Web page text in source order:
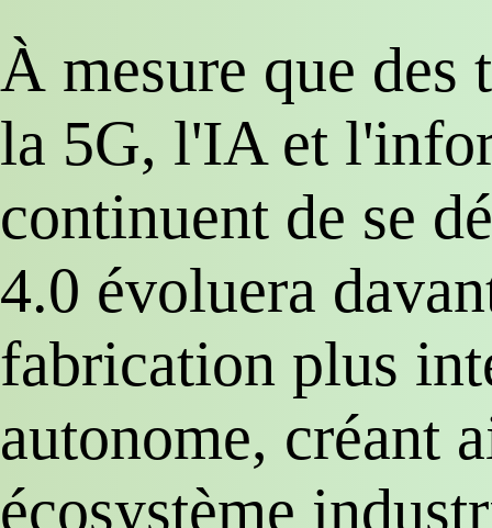
À mesure que des
la 5G, l'IA et
continuent de se
4.0 évoluera
fabrication plus
autonome, créant
écosystème